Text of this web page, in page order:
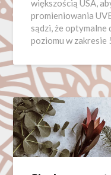
większością USA,
promieniowania
sądzi, że
poziomu w zakresie